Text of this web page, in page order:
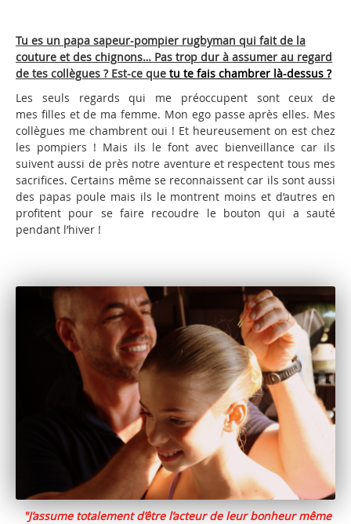
Tu es un papa sapeur-pompier rugbyman qui fait de la
couture et des chignons… Pas trop dur à assumer au regard
de tes collègues ? Est-ce que tu te fais chambrer là-dessus ?
Les seuls regards qui me préoccupent sont ceux de
mes filles et de ma femme. Mon ego passe après elles. Mes
collègues me chambrent oui ! Et heureusement on est chez
les pompiers ! Mais ils le font avec bienveillance car ils
suivent aussi de près notre aventure et respectent tous mes
sacrifices. Certains même se reconnaissent car ils sont aussi
des papas poule mais ils le montrent moins et d’autres en
profitent pour se faire recoudre le bouton qui a sauté
pendant l’hiver !
"J’assume totalement d’être l’acteur de leur bonheur même